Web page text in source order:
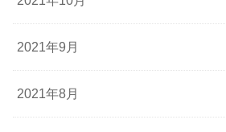
2021年9月
2021年8月